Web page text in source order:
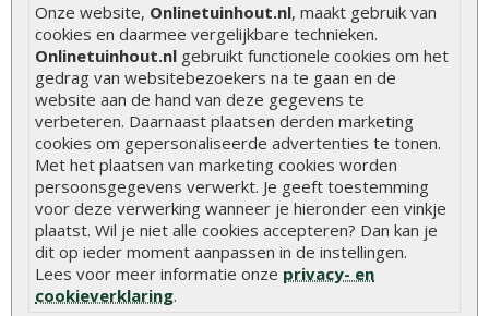
Onze website, Onlinetuinhout.nl, maakt gebruik van
cookies en daarmee vergelijkbare technieken.
Onlinetuinhout.nl gebruikt functionele cookies om het
gedrag van websitebezoekers na te gaan en de
website aan de hand van deze gegevens te
verbeteren. Daarnaast plaatsen derden marketing
cookies om gepersonaliseerde advertenties te tonen.
Met het plaatsen van marketing cookies worden
persoonsgegevens verwerkt. Je geeft toestemming
voor deze verwerking wanneer je hieronder een vinkje
plaatst. Wil je niet alle cookies accepteren? Dan kan je
dit op ieder moment aanpassen in de instellingen.
Lees voor meer informatie onze privacy- en
cookieverklaring.
Hoe zelf een vlonder leggen
Hoe betonpaal plaatsen
Hoe schutting plaatsen
De 9 beste tuinschermen van Onlinetuinhout.nl
Stijlvolle houtsoorten voor in de tuin
Duurzame tuin
Welke palen voor een schapenhek
Alle populaire categorieën